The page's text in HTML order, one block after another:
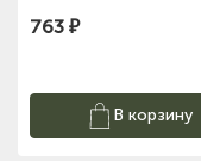
763 ₽
В корзину